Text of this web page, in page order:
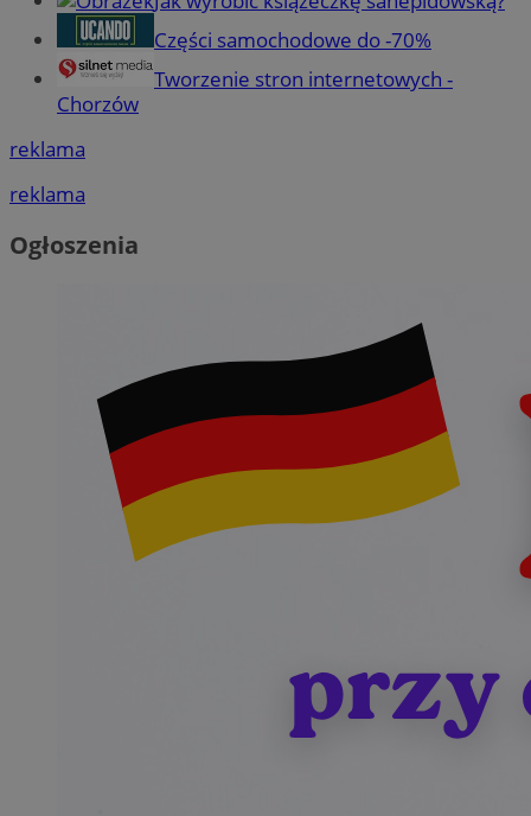
Części samochodowe do -70%
Tworzenie stron internetowych -
Chorzów
reklama
reklama
Ogłoszenia